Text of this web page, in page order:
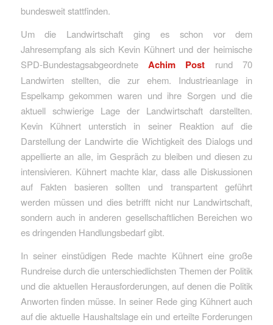
bundesweit stattfinden.
Um die Landwirtschaft ging es schon vor dem
Jahresempfang als sich Kevin Kühnert und der heimische
SPD-BundestagsabgeordneteAchim Post rund 70
Landwirten stellten, die zur ehem. Industrieanlage in
Espelkamp gekommen waren und ihre Sorgen und die
aktuell schwierige Lage der Landwirtschaft darstellten.
Kevin Kühnert unterstich in seiner Reaktion auf die
Darstellung der Landwirte die Wichtigkeit des Dialogs und
appellierte an alle, im Gespräch zu bleiben und diesen zu
intensivieren. Kühnert machte klar, dass alle Diskussionen
auf Fakten basieren sollten und transpartent geführt
werden müssen und dies betrifft nicht nur Landwirtschaft,
sondern auch in anderen gesellschaftlichen Bereichen wo
es dringenden Handlungsbedarf gibt.
In seiner einstüdigen Rede machte Kühnert eine große
Rundreise durch die unterschiedlichsten Themen der Politik
und die aktuellen Herausforderungen, auf denen die Politik
Anworten finden müsse. In seiner Rede ging Kühnert auch
auf die aktuelle Haushaltslage ein und erteilte Forderungen